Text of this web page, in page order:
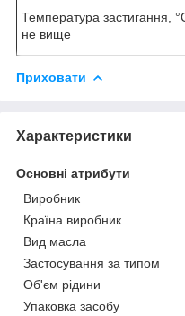
Температура застигання,
не вище
Приховати
Характеристики
Основні атрибути
Виробник
Країна виробник
Вид масла
Застосування за типом
Об'єм рідини
Упаковка засобу